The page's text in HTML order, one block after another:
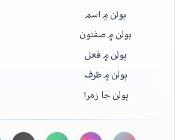
ٻولن ۾ اسم
ٻولن ۾ صفتون
ٻولن ۾ فعل
ٻولن ۾ ظرف
ٻولن جا زمرا